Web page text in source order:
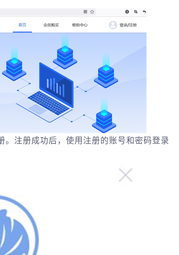
注册成功后，使用注册的账号和密码登录